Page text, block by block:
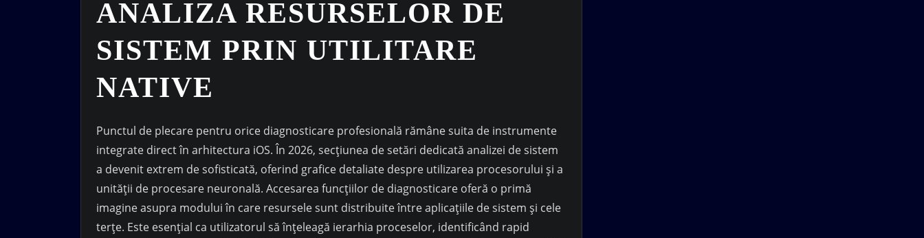
ANALIZA RESURSELOR DE
SISTEM PRIN UTILITARE
NATIVE
Punctul de plecare pentru orice diagnosticare profesională rămâne suita de instrumente
integrate direct în arhitectura iOS. În 2026, secțiunea de setări dedicată analizei de sistem
a devenit extrem de sofisticată, oferind grafice detaliate despre utilizarea procesorului și a
unității de procesare neuronală. Accesarea funcțiilor de diagnosticare oferă o primă
imagine asupra modului în care resursele sunt distribuite între aplicațiile de sistem și cele
terțe. Este esențial ca utilizatorul să înțeleagă ierarhia proceselor, identificând rapid